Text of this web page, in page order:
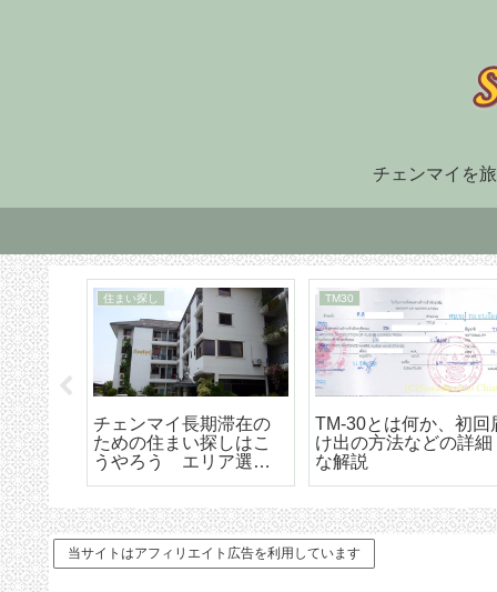
チェンマイを
でオ
人気
菜創
ラン
住まい探し
チェンマイ長期滞在の
ための住まい探しはこ
うやろう エリア選び
TM30
TM-30とは何か、初回
け出の方法などの詳細
な解説
当サイトはアフィリエイト広告を利用しています